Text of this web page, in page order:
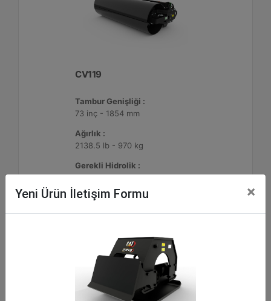
CV119
Tambur Genişliği :
73 inç - 1854 mm
Ağırlık :
2138.5 lb - 970 kg
Gerekli Hidrolik :
Standart Akış
Yeni Ürün İletişim Formu ×